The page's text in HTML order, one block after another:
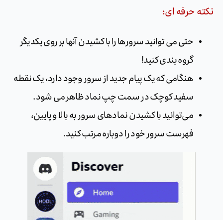
نکته حرفه ای:
حتی می توانید سرورها را با کشیدن آنها بر روی یکدیگر
گروه بندی کنید!
هنگامی که یک پیام جدید از سرور وجود دارد، یک نقطه
سفید کوچک در سمت چپ نماد ظاهر می شود.
می‌توانید با کشیدن نمادهای سرور به بالا و پایین،
فهرست سرور خود را دوباره مرتب کنید.